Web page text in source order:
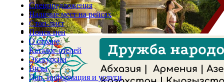
Спецпредложения
Наличие мест на рейсах
Стоп-лист
Поиск цен
О стране
Каталог отелей
Экскурсии
Визы
Доп. информация и услуги